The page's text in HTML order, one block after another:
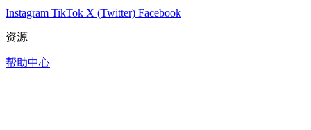
Instagram TikTok X (Twitter) Facebook
资源
帮助中心